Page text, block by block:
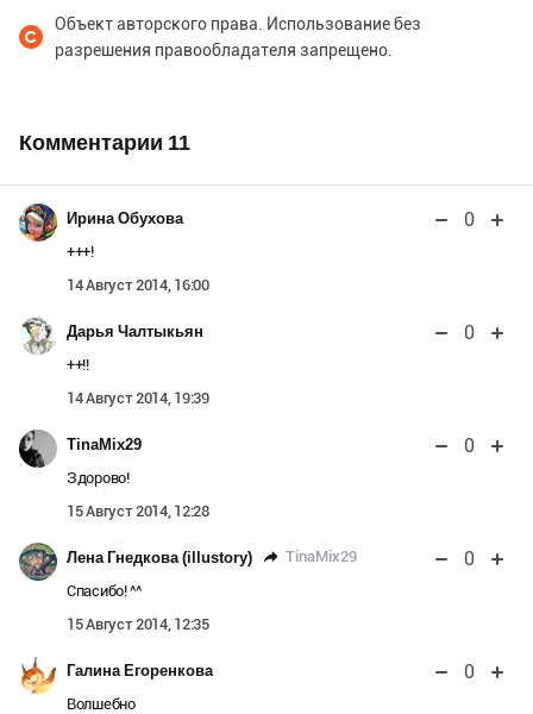
Объект авторского права. Использование без
разрешения правообладателя запрещено.
Комментарии 11
Ирина Обухова 0
+++!
14 Август 2014, 16:00
Дарья Чалтыкьян 0
++!!
14 Август 2014, 19:39
TinaMix29 0
Здорово!
15 Август 2014, 12:28
Лена Гнедкова (illustory) TinaMix29 0
Спасибо! ^^
15 Август 2014, 12:35
Галина Егоренкова 0
Волшебно